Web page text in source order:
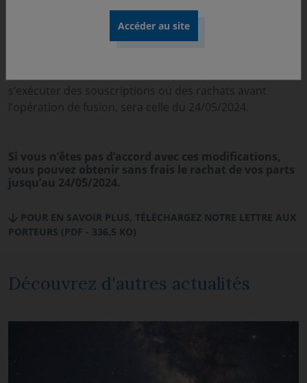
Attention, pour le bon déroulement de ces opérations,
vous ne pourrez ni souscrire de nouvelles parts ni
demander le rachat de vos parts du 24/05/2024 au
s’exécuter des souscriptions ou des rachats avant
l’opération de fusion, sera celle du 24/05/2024.
Si vous n’êtes pas d’accord avec ces modifications,
vous pouvez obtenir sans frais le rachat de vos parts
jusqu’au 24/05/2024.
POUR EN SAVOIR PLUS, TÉLÉCHARGEZ NOTRE LETTRE AUX
PORTEURS (PDF - 336.5 KO)
Découvrez d'autres actualités